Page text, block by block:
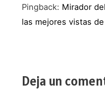
Pingback: Mirador
las mejores vistas
Deja un